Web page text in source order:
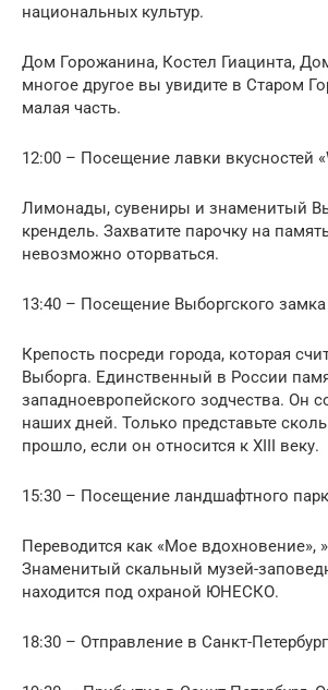
национальных культур.
Дом Горожанина, Костел Гиацинта,
многое другое вы увидите в Старом
малая часть.
12:00 – Посещение лавки вкусностей
Лимонады, сувениры и знаменитый
крендель. Захватите парочку на
невозможно оторваться.
13:40 – Посещение Выборгского замка
Крепость посреди города, которая
Выборга. Единственный в России
западноевропейского зодчества. Он
наших дней. Только представьте
прошло, если он относится к XIII веку.
15:30 – Посещение ландшафтного
Переводится как «Мое вдохновение»,
Знаменитый скальный музей-
находится под охраной ЮНЕСКО.
18:30 – Отправление в Санкт-Петербург